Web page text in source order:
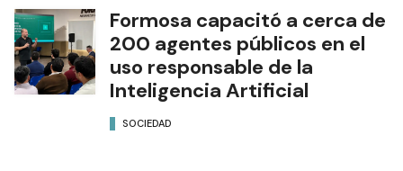
Formosa capacitó a cerca de
200 agentes públicos en el
uso responsable de la
Inteligencia Artificial
SOCIEDAD